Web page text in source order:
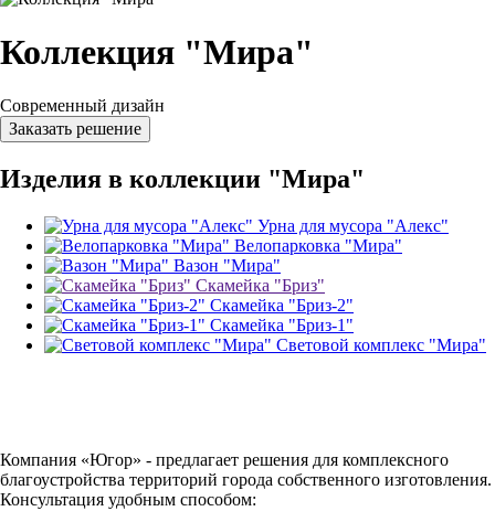
Коллекция "Мира"
Современный дизайн
Заказать решение
Изделия в коллекции "Мира"
Урна для мусора "Алекс"
Велопарковка "Мира"
Вазон "Мира"
Скамейка "Бриз"
Скамейка "Бриз-2"
Скамейка "Бриз-1"
Световой комплекс "Мира"
Компания «Югор» - предлагает решения для комплексного
благоустройства территорий города собственного изготовления.
Консультация удобным способом: